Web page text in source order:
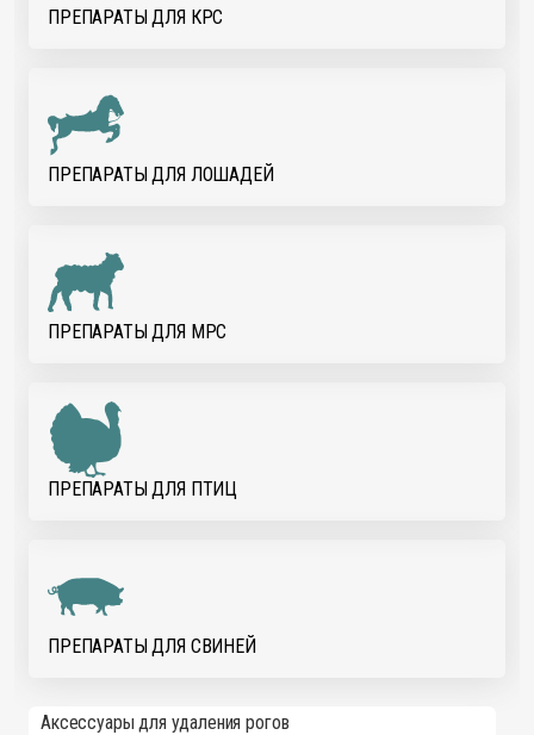
ПРЕПАРАТЫ ДЛЯ КРС
ПРЕПАРАТЫ ДЛЯ ЛОШАДЕЙ
ПРЕПАРАТЫ ДЛЯ МРС
ПРЕПАРАТЫ ДЛЯ ПТИЦ
ПРЕПАРАТЫ ДЛЯ СВИНЕЙ
Аксессуары для удаления рогов